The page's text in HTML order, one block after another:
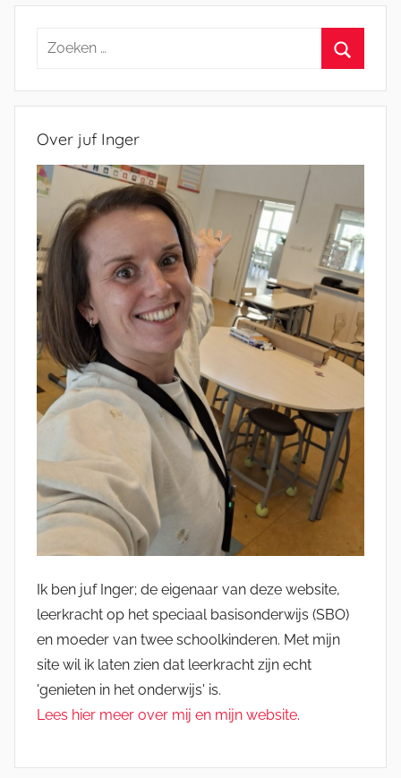
Zoeken
Over juf Inger
Ik ben juf Inger; de eigenaar van deze website,
leerkracht op het speciaal basisonderwijs (SBO)
en moeder van twee schoolkinderen. Met mijn
site wil ik laten zien dat leerkracht zijn echt
'genieten in het onderwijs' is.
Lees hier meer over mij en mijn website.